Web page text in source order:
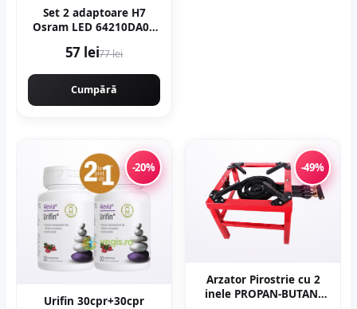
Set 2 adaptoare H7
Osram LED 64210DA03
VW
57 lei77 lei
Cumpără
-20%
Urifin 30cpr+30cpr
-49%
Arzator Pirostrie cu 2
inele PROPAN-BUTAN,